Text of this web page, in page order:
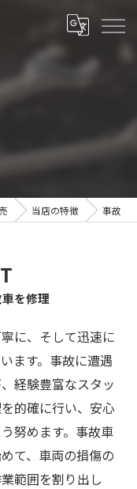
当店の特徴 事故
を修理
に、そして迅速に
ます。事故に遭遇
経験豊富なスタッ
的確に行い、安心
努めます。事故車
て、車両の損傷の
範囲を割り出し